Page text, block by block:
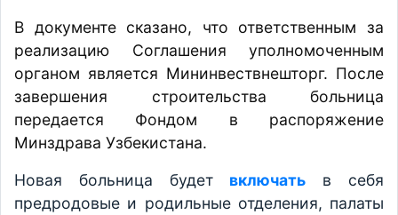
В документе сказано, что ответственным за
реализацию Соглашения уполномоченным
органом является Мининвествнешторг. После
завершения строительства больница
передается Фондом в распоряжение
Минздрава Узбекистана.
Новая больница будет включать в себя
предродовые и родильные отделения, палаты